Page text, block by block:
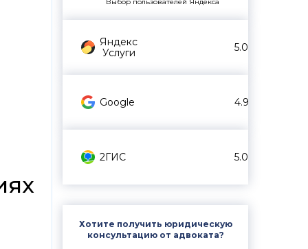
Яндекс
Услуги
5.0
Google 4.9
2ГИС 5.0
Хотите получить юридическую
консультацию от адвоката?